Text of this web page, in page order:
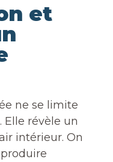
et
ne se limite
Elle révèle un
intérieur. On